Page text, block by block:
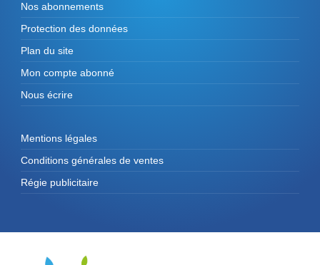
Nos abonnements
Protection des données
Plan du site
Mon compte abonné
Nous écrire
Mentions légales
Conditions générales de ventes
Régie publicitaire